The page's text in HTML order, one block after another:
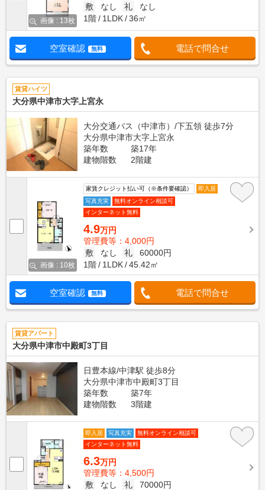
画像 : 13枚
敷
なし 礼
なし
1階
1LDK 36㎡
空室確認 無料 電話で問合せ
賃貸ハイツ
大分県中津市大字上宮永
大分交通バス（中津市）/下五領 徒歩7分
大分県中津市大字上宮永
築年数
築17年
建物階数
2階建
画像 : 10枚
家賃クレジット払い可（※条件要確認）
即入居
写真充実
無料オンライン相談可
インターネット無料
4.9万円
管理費等：4,000円
敷
なし 礼
60000円
1階
1LDK 45.42㎡
空室確認 無料 電話で問合せ
賃貸アパート
大分県中津市中殿町3丁目
日豊本線/中津駅 徒歩8分
大分県中津市中殿町3丁目
築年数
築7年
建物階数
3階建
即入居 写真充実
無料オンライン相談可
インターネット無料
6.3万円
管理費等：4,500円
敷
なし 礼
70000円